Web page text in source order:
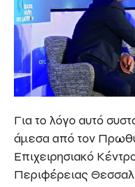
Για το λόγο αυτό
άμεσα από τον
Επιχειρησιακό
Περιφέρειας